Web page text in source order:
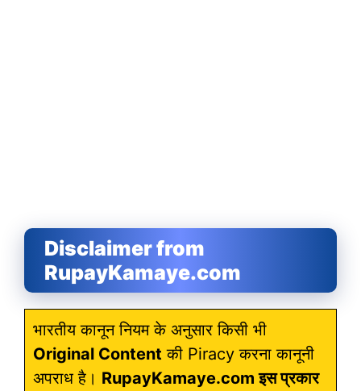
Disclaimer from
RupayKamaye.com
भारतीय कानून नियम के अनुसार किसी भी
Original Content की Piracy करना कानूनी
अपराध है। RupayKamaye.com इस प्रकार